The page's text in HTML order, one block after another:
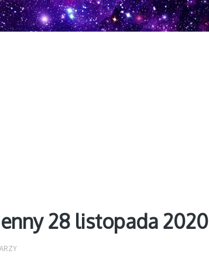
28 listopada 2020